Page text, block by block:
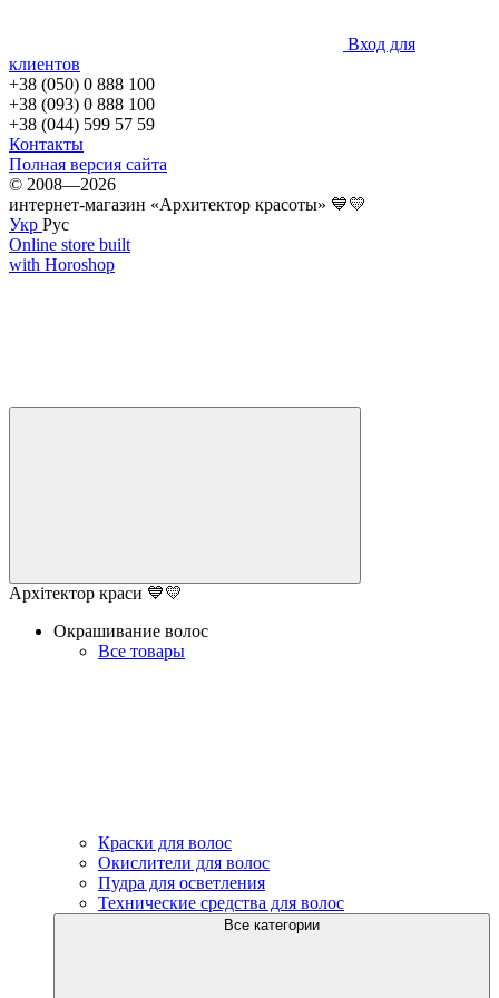
Вход для
клиентов
+38 (050) 0 888 100
+38 (093) 0 888 100
+38 (044) 599 57 59
Контакты
Полная версия сайта
© 2008—2026
интернет-магазин «Архитектор красоты» 💙💛
Укр Рус
Online store built
with Horoshop
Архітектор краси 💙💛
Окрашивание волос
Все товары
Краски для волос
Окислители для волос
Пудра для осветления
Технические средства для волос
Все категории